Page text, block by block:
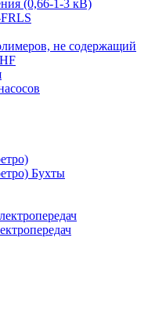
(0,66-1-3 кВ)
не содержащий
Бухты